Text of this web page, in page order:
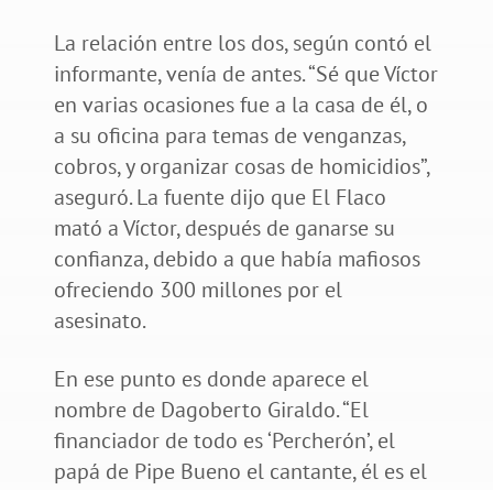
La relación entre los dos, según contó el
informante, venía de antes. “Sé que Víctor
en varias ocasiones fue a la casa de él, o
a su oficina para temas de venganzas,
cobros, y organizar cosas de homicidios”,
aseguró. La fuente dijo que El Flaco
mató a Víctor, después de ganarse su
confianza, debido a que había mafiosos
ofreciendo 300 millones por el
asesinato.
En ese punto es donde aparece el
nombre de Dagoberto Giraldo. “El
financiador de todo es ‘Percherón’, el
papá de Pipe Bueno el cantante, él es el